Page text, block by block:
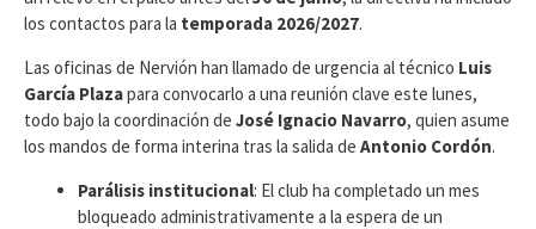
los contactos para la temporada 2026/2027.
Las oficinas de Nervión han llamado de urgencia al técnico Luis
García Plazapara convocarlo a una reunión clave este lunes,
todo bajo la coordinación de José Ignacio Navarro, quien asume
los mandos de forma interina tras la salida de Antonio Cordón.
Parálisis institucional: El club ha completado un mes
bloqueado administrativamente a la espera de un